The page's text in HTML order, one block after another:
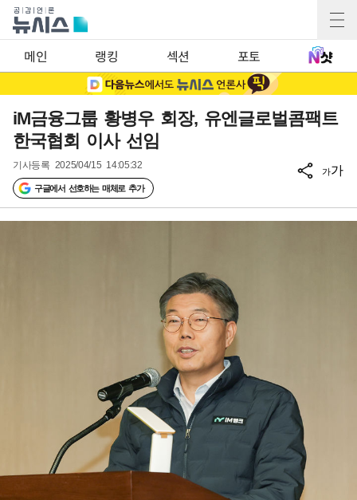
메인 랭킹 섹션 포토
iM금융그룹 황병우 회장, 유엔글로벌콤팩트
한국협회 이사 선임
기사등록 2025/04/15 14:05:32
구글에서 선호하는 매체로 추가
가가